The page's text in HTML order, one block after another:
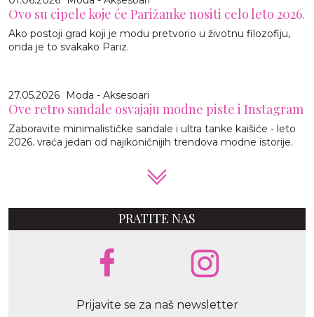
Ovo su cipele koje će Parižanke nositi celo leto 2026.
Ako postoji grad koji je modu pretvorio u životnu filozofiju,
onda je to svakako Pariz.
27.05.2026 Moda - Aksesoari
Ove retro sandale osvajaju modne piste i Instagram
Zaboravite minimalističke sandale i ultra tanke kaišiće - leto
2026. vraća jedan od najikoničnijih trendova modne istorije.
PRATITE NAS
Prijavite se za naš newsletter